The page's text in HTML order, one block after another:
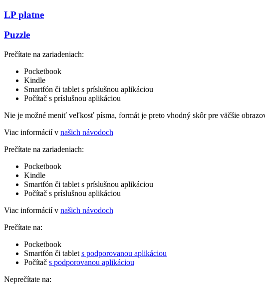
LP platne
Puzzle
Prečítate na zariadeniach:
Pocketbook
Kindle
Smartfón či tablet s príslušnou aplikáciou
Počítač s príslušnou aplikáciou
Nie je možné meniť veľkosť písma, formát je preto vhodný skôr pre väčšie
Viac informácií v našich návodoch
Prečítate na zariadeniach:
Pocketbook
Kindle
Smartfón či tablet s príslušnou aplikáciou
Počítač s príslušnou aplikáciou
Viac informácií v našich návodoch
Prečítate na:
Pocketbook
Smartfón či tablet s podporovanou aplikáciou
Počítač s podporovanou aplikáciou
Neprečítate na: